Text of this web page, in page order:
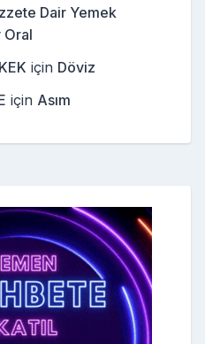
Dair Yemek
Oral
için Döviz
için Asım